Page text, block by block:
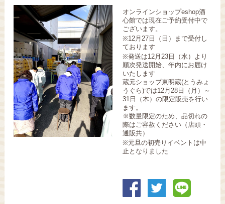
オンラインショップeshop酒
心館では現在ご予約受付中で
ございます。
※12月27日（日）まで受付し
ております
※発送は12月23日（水）より
順次発送開始、年内にお届け
いたします
蔵元ショップ東明蔵(とうみょ
うぐら)では12月28日（月）～
31日（木）の限定販売を行い
ます。
※数量限定のため、品切れの
際はご容赦ください（店頭・
通販共）
※元旦の初売りイベントは中
止となりました